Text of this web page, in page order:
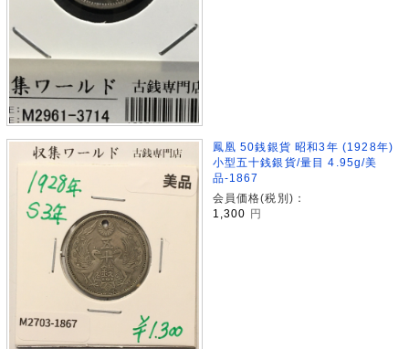
鳳凰 50銭銀貨 昭和3年 (1928年)
小型五十銭銀貨/量目 4.95g/美
品-1867
会員価格(税別)：
1,300 円